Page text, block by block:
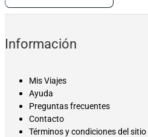
Información
Mis Viajes
Ayuda
Preguntas frecuentes
Contacto
Términos y condiciones del sitio